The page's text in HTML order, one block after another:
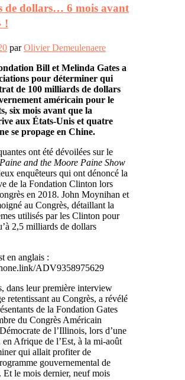
de dollars… 6 mois avant
!
parOlivier Demeulenaere
Bill et Melinda Gates a
pour déterminer qui
de 100 milliards de dollars
américain pour le
six mois avant que la
aux États-Unis et quatre
se propage en Chine.
ont été dévoilées sur le
and the Moore Paine Show
enquêteurs qui ont dénoncé la
de la Fondation Clinton lors
en 2018. John Moynihan et
au Congrès, détaillant la
utilisés par les Clinton pour
2,5 milliards de dollars
en anglais :
ADV9358975629
dans leur première interview
retentissant au Congrès, a révélé
de la Fondation Gates
du Congrès Américain
de l’Illinois, lors d’une
Afrique de l’Est, à la mi-août
qui allait profiter de
gouvernemental de
Et le mois dernier, neuf mois